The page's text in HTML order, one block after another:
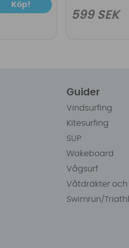
Köp!
599 SEK
Guider
Vindsurfing
Kitesurfing
SUP
Wakeboard
Vågsurf
Våtdräkter
Swimrun/